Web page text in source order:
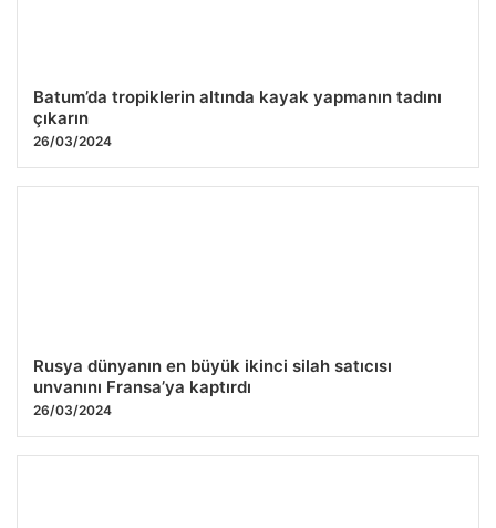
Batum’da tropiklerin altında kayak yapmanın tadını
çıkarın
26/03/2024
Rusya dünyanın en büyük ikinci silah satıcısı
unvanını Fransa’ya kaptırdı
26/03/2024